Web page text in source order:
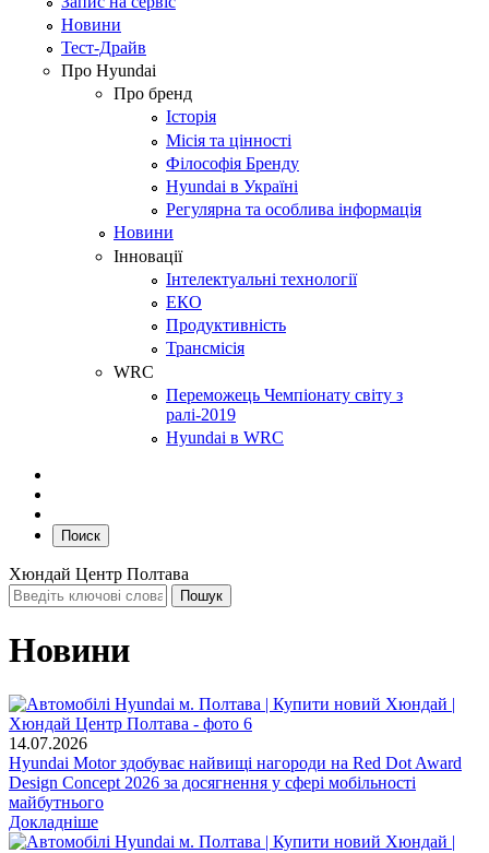
Новини
Тест-Драйв
Про Hyundai
Про бренд
Історія
Місія та цінності
Філософія Бренду
Hyundai в Україні
Регулярна та особлива інформація
Новини
Інновації
Інтелектуальні технології
ЕКО
Продуктивність
Трансмісія
WRC
Переможець Чемпіонату світу з
ралі-2019
Hyundai в WRC
Поиск
Хюндай Центр Полтава
Новини
14.07.2026
Hyundai Motor здобуває найвищі нагороди на Red Dot Award
Design Concept 2026 за досягнення у сфері мобільності
майбутнього
Докладніше